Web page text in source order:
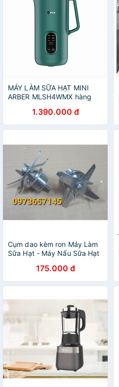
MÁY LÀM SỮA HẠT MINI
ARBER MLSH4WMX hàng
1.390.000 đ
Cụm dao kèm ron Máy Làm
Sữa Hạt - Máy Nấu Sữa Hạt
175.000 đ